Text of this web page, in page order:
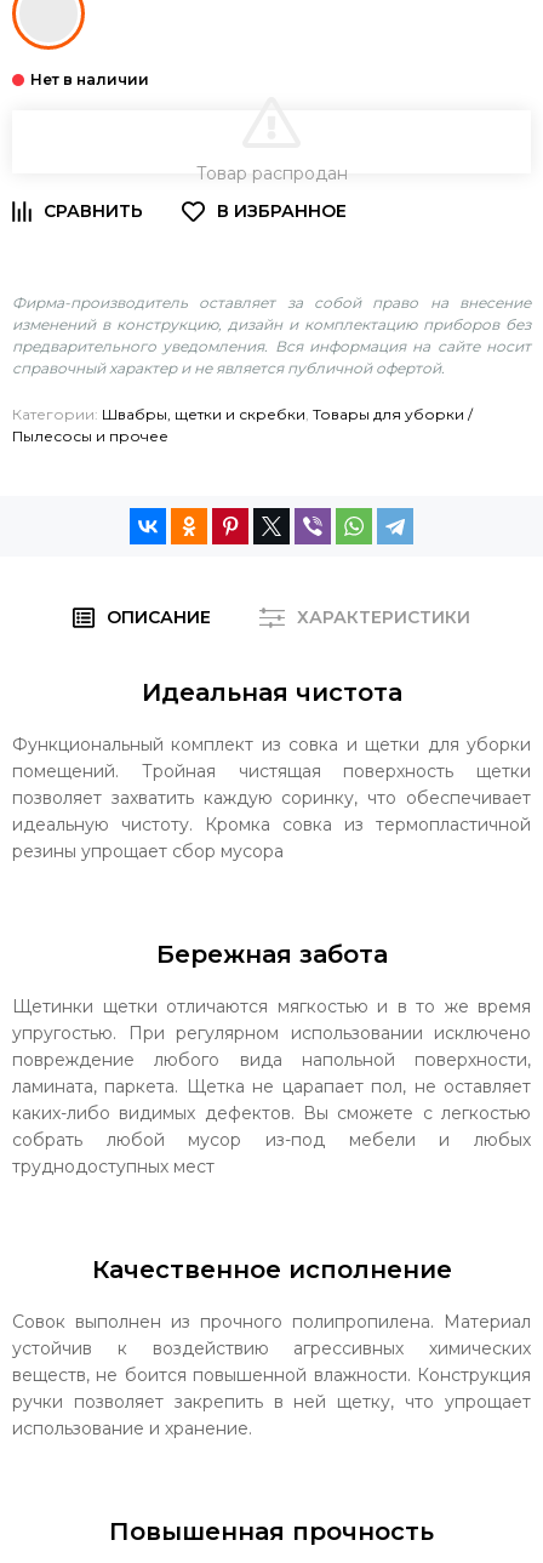
Товар распродан
Фирма-производитель оставляет за собой право на внесение
изменений в конструкцию, дизайн и комплектацию приборов без
предварительного уведомления. Вся информация на сайте носит
справочный характер и не является публичной офертой.
Категории: Швабры, щетки и скребки, Товары для уборки /
Пылесосы и прочее
ОПИСАНИЕ ХАРАКТЕРИСТИКИ
Идеальная чистота
Функциональный комплект из совка и щетки для уборки
помещений. Тройная чистящая поверхность щетки
позволяет захватить каждую соринку, что обеспечивает
идеальную чистоту. Кромка совка из термопластичной
резины упрощает сбор мусора
Бережная забота
Щетинки щетки отличаются мягкостью и в то же время
упругостью. При регулярном использовании исключено
повреждение любого вида напольной поверхности,
ламината, паркета. Щетка не царапает пол, не оставляет
каких-либо видимых дефектов. Вы сможете с легкостью
собрать любой мусор из-под мебели и любых
труднодоступных мест
Качественное исполнение
Совок выполнен из прочного полипропилена. Материал
устойчив к воздействию агрессивных химических
веществ, не боится повышенной влажности. Конструкция
ручки позволяет закрепить в ней щетку, что упрощает
использование и хранение.
Повышенная прочность